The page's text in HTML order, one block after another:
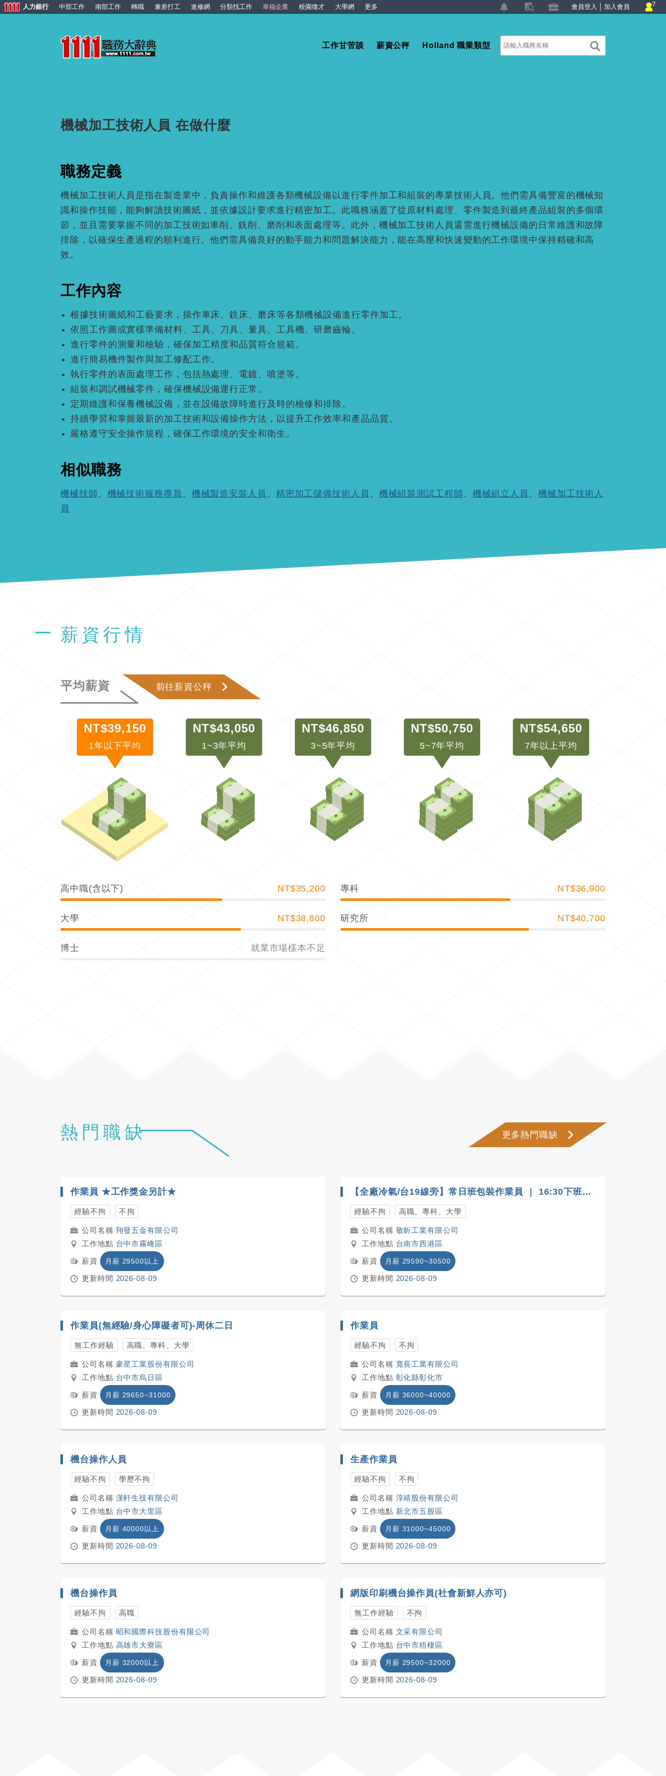
會員登入 加入會員
人力銀行 中部工作 南部工作 轉職 兼差打工 進修網 分類找工作 幸福企業 校園徵才 大學網 更多
工作甘苦談 薪資公秤 Holland 職業類型
機械加工技術人員 在做什麼
職務定義
機械加工技術人員是指在製造業中，負責操作和維護各類機械設備以進行零件加工和組裝的專業技術人員。他們需具備豐富的機械知
識和操作技能，能夠解讀技術圖紙，並依據設計要求進行精密加工。此職務涵蓋了從原材料處理、零件製造到最終產品組裝的多個環
節，並且需要掌握不同的加工技術如車削、銑削、磨削和表面處理等。此外，機械加工技術人員還需進行機械設備的日常維護和故障
排除，以確保生產過程的順利進行。他們需具備良好的動手能力和問題解決能力，能在高壓和快速變動的工作環境中保持精確和高
效。
工作內容
根據技術圖紙和工藝要求，操作車床、銑床、磨床等各類機械設備進行零件加工。
依照工作圖或實樣準備材料、工具、刀具、量具、工具機、研磨齒輪。
進行零件的測量和檢驗，確保加工精度和品質符合規範。
進行簡易機件製作與加工修配工作。
執行零件的表面處理工作，包括熱處理、電鍍、噴塗等。
組裝和調試機械零件，確保機械設備運行正常。
定期維護和保養機械設備，並在設備故障時進行及時的檢修和排除。
持續學習和掌握最新的加工技術和設備操作方法，以提升工作效率和產品品質。
嚴格遵守安全操作規程，確保工作環境的安全和衛生。
相似職務
機械技師 、 機械技術服務專員 、 機械製造安裝人員 、 精密加工儲備技術人員 、 機械組裝測試工程師 、 機械組立人員 、 機械加工技術人
員
薪資行情
平均薪資 前往薪資公秤
NT$39,150
1年以下平均
NT$43,050
1~3年平均
NT$46,850
3~5年平均
NT$50,750
5~7年平均
NT$54,650
7年以上平均
高中職(含以下) NT$35,200 專科 NT$36,900
大學 NT$38,800 研究所 NT$40,700
博士 就業市場樣本不足
熱門職缺 更多熱門職缺
作業員 ★工作獎金另計★
經驗不拘 不拘
翔發五金有限公司
工作地點 台中市霧峰區
薪資 月薪 29500以上
更新時間 2026-08-09
【全廠冷氣/台19線旁】常日班包裝作業員 ｜ 16:30下班、廠內外好停車、免經驗
經驗不拘 高職、專科、大學
敬昕工業有限公司
工作地點 台南市西港區
薪資 月薪 29590~30500
更新時間 2026-08-09
作業員(無經驗/身心障礙者可)-周休二日
無工作經驗 高職、專科、大學
豪星工業股份有限公司
工作地點 台中市烏日區
薪資 月薪 29650~31000
更新時間 2026-08-09
作業員
經驗不拘 不拘
寬長工業有限公司
工作地點 彰化縣彰化市
薪資 月薪 36000~40000
更新時間 2026-08-09
機台操作人員
經驗不拘 學歷不拘
漢軒生技有限公司
工作地點 台中市大里區
薪資 月薪 40000以上
更新時間 2026-08-09
生產作業員
經驗不拘 不拘
淳靖股份有限公司
工作地點 新北市五股區
薪資 月薪 31000~45000
更新時間 2026-08-09
機台操作員
經驗不拘 高職
昭和國際科技股份有限公司
工作地點 高雄市大寮區
薪資 月薪 32000以上
更新時間 2026-08-09
網版印刷機台操作員(社會新鮮人亦可)
無工作經驗 不拘
文采有限公司
工作地點 台中市梧棲區
薪資 月薪 29500~32000
更新時間 2026-08-09